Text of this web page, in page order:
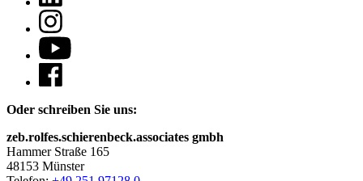
Oder schreiben Sie uns:
zeb.rolfes.schierenbeck.associates gmbh
Hammer Straße 165
48153 Münster